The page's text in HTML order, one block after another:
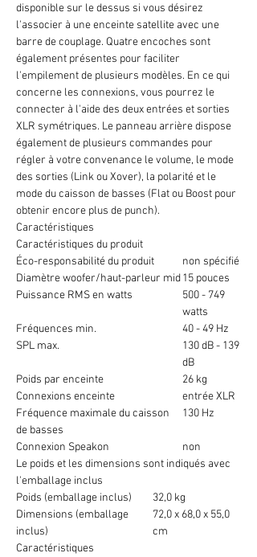
disponible sur le dessus si vous désirez
l'associer à une enceinte satellite avec une
barre de couplage. Quatre encoches sont
également présentes pour faciliter
l'empilement de plusieurs modèles. En ce qui
concerne les connexions, vous pourrez le
connecter à l'aide des deux entrées et sorties
XLR symétriques. Le panneau arrière dispose
également de plusieurs commandes pour
régler à votre convenance le volume, le mode
des sorties (Link ou Xover), la polarité et le
mode du caisson de basses (Flat ou Boost pour
obtenir encore plus de punch).
Caractéristiques
Caractéristiques du produit
Éco-responsabilité du produit
non spécifié
Diamètre woofer/haut-parleur mid15 pouces
Puissance RMS en watts
500 - 749
watts
Fréquences min.
40 - 49 Hz
SPL max.
130 dB - 139
dB
Poids par enceinte
26 kg
Connexions enceinte
entrée XLR
Fréquence maximale du caisson
de basses
130 Hz
Connexion Speakon
non
Le poids et les dimensions sont indiqués avec
l'emballage inclus
Poids (emballage inclus)
32,0 kg
Dimensions (emballage
inclus)
72,0 x 68,0 x 55,0
cm
Caractéristiques